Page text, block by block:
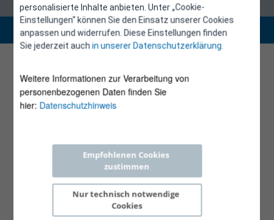
personalisierte Inhalte anbieten. Unter „Cookie-
Einstellungen“ können Sie den Einsatz unserer Cookies
anpassen und widerrufen. Diese Einstellungen finden
Sie jederzeit auchin unserer Datenschutzerklärung.
Weitere Informationen zur Verarbeitung von
personenbezogenen Daten finden Sie
hier: Datenschutzhinweis
Empfohlenen Cookies
zustimmen
Nur technisch notwendige
Cookies
Copyright 2026 © E-Control